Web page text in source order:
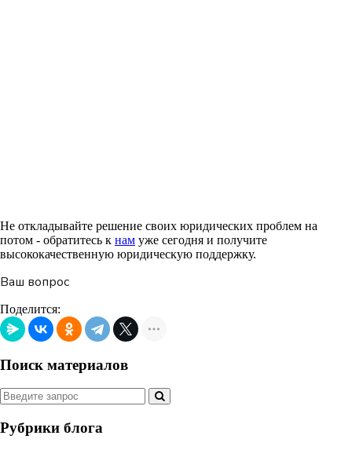
Не откладывайте решение своих юридических проблем на
потом - обратитесь к нам уже сегодня и получите
высококачественную юридическую поддержку.
Ваш вопрос
Поделится:
Поиск материалов
Рубрики блога